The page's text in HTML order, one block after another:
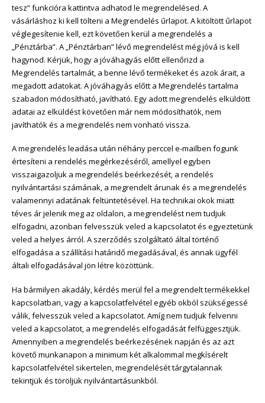
tesz” funkcióra kattintva adhatod le megrendelésed. A
vásárláshoz ki kell tölteni a Megrendelés űrlapot. A kitöltött űrlapot
véglegesítenie kell, ezt követően kerül a megrendelés a
„Pénztárba”. A „Pénztárban” lévő megrendelést még jóvá is kell
hagynod. Kérjük, hogy a jóváhagyás előtt ellenőrizd a
Megrendelés tartalmát, a benne lévő termékeket és azok árait, a
megadott adatokat. A jóváhagyás előtt a Megrendelés tartalma
szabadon módosítható, javítható. Egy adott megrendelés elküldött
adatai az elküldést követően már nem módosíthatók, nem
javíthatók és a megrendelés nem vonható vissza.
A megrendelés leadása után néhány perccel e-mailben fogunk
értesíteni a rendelés megérkezéséről, amellyel egyben
visszaigazoljuk a megrendelés beérkezését, a rendelés
nyilvántartási számának, a megrendelt árunak és a megrendelés
valamennyi adatának feltüntetésével. Ha technikai okok miatt
téves ár jelenik meg az oldalon, a megrendelést nem tudjuk
elfogadni, azonban felvesszük veled a kapcsolatot és egyeztetünk
veled a helyes árról. A szerződés szolgáltató által történő
elfogadása a szállítási határidő megadásával, és annak ügyfél
általi elfogadásával jön létre közöttünk.
Ha bármilyen akadály, kérdés merül fel a megrendelt termékekkel
kapcsolatban, vagy a kapcsolatfelvétel egyéb okból szükségessé
válik, felvesszük veled a kapcsolatot. Amíg nem tudjuk felvenni
veled a kapcsolatot, a megrendelés elfogadását felfüggesztjük.
Amennyiben a megrendelés beérkezésének napján és az azt
követő munkanapon a minimum két alkalommal megkísérelt
kapcsolatfelvétel sikertelen, megrendelését tárgytalannak
tekintjük és töröljük nyilvántartásunkból.